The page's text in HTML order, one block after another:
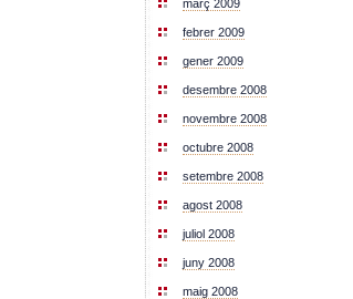
març 2009
febrer 2009
gener 2009
desembre 2008
novembre 2008
octubre 2008
setembre 2008
agost 2008
juliol 2008
juny 2008
maig 2008